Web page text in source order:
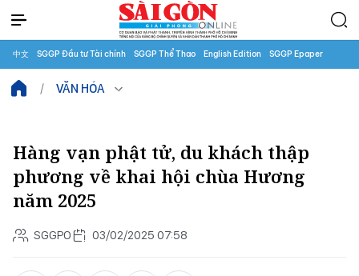
中文 SGGP Đầu tư Tài chính SGGP Thể Thao English Edition SGGP Epaper
VĂN HÓA
Hàng vạn phật tử, du khách thập
phương về khai hội chùa Hương
năm 2025
SGGPO 03/02/2025 07:58